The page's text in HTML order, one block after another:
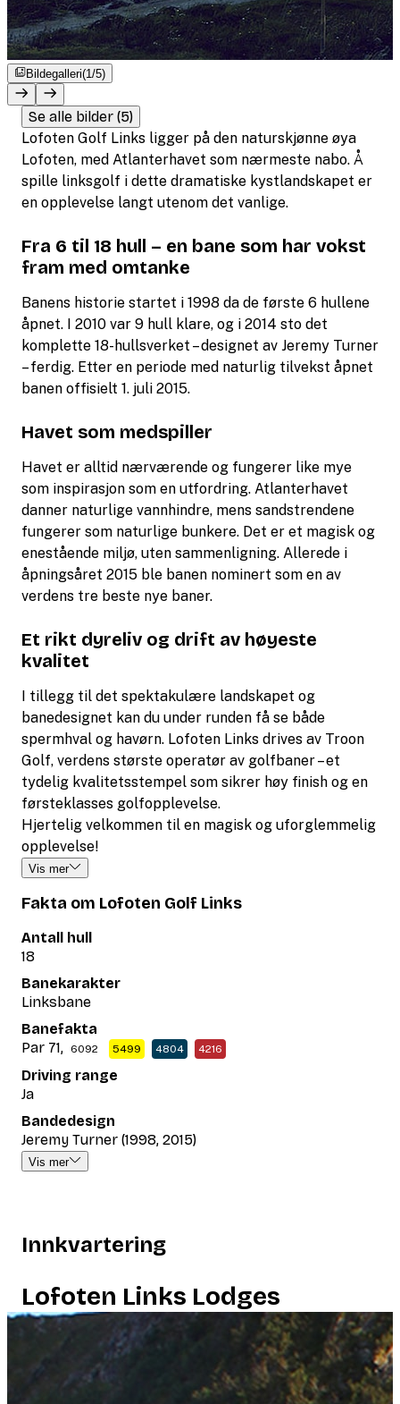
Bildegalleri(1/5)
Se alle bilder (5)
Lofoten Golf Links ligger på den naturskjønne øya
Lofoten, med Atlanterhavet som nærmeste nabo. Å
spille links­golf i dette dramatiske kystlandskapet er
en opplevelse langt utenom det vanlige.
Fra 6 til 18 hull – en bane som har vokst
fram med omtanke
Banens historie startet i 1998 da de første 6 hullene
åpnet. I 2010 var 9 hull klare, og i 2014 sto det
komplette 18-hullsverket – designet av Jeremy Turner
– ferdig. Etter en periode med naturlig tilvekst åpnet
banen offisielt 1. juli 2015.
Havet som medspiller
Havet er alltid nærværende og fungerer like mye
som inspirasjon som en utfordring. Atlanterhavet
danner naturlige vannhindre, mens sandstrendene
fungerer som naturlige bunkere. Det er et magisk og
enestående miljø, uten sammenligning. Allerede i
åpningsåret 2015 ble banen nominert som en av
verdens tre beste nye baner.
Et rikt dyreliv og drift av høyeste
kvalitet
I tillegg til det spektakulære landskapet og
banedesignet kan du under runden få se både
spermhval og havørn. Lofoten Links drives av Troon
Golf, verdens største operatør av golfbaner – et
tydelig kvalitetsstempel som sikrer høy finish og en
førsteklasses golfopplevelse.
Hjertelig velkommen til en magisk og uforglemmelig
opplevelse!
Vis mer
Fakta om Lofoten Golf Links
Antall hull
18
Banekarakter
Linksbane
Banefakta
Par 71, 6092 5499 4804 4216
Driving range
Ja
Bandedesign
Jeremy Turner (1998, 2015)
Vis mer
Innkvartering
Lofoten Links Lodges